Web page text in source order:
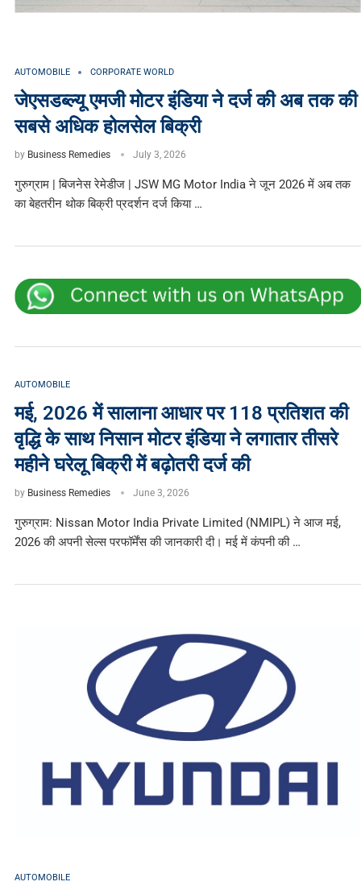
AUTOMOBILE CORPORATE WORLD
जेएसडब्ल्यू एमजी मोटर इंडिया ने दर्ज की अब तक की
सबसे अधिक होलसेल बिक्री
by Business Remedies July 3, 2026
गुरुग्राम | बिजनेस रेमेडीज | JSW MG Motor India ने जून 2026 में अब तक
का बेहतरीन थोक बिक्री प्रदर्शन दर्ज किया …
AUTOMOBILE
मई, 2026 में सालाना आधार पर 118 प्रतिशत की
वृद्धि के साथ निसान मोटर इंडिया ने लगातार तीसरे
महीने घरेलू बिक्री में बढ़ोतरी दर्ज की
by Business Remedies June 3, 2026
गुरुग्राम: Nissan Motor India Private Limited (NMIPL) ने आज मई,
2026 की अपनी सेल्स परफॉर्मेंस की जानकारी दी। मई में कंपनी की …
AUTOMOBILE